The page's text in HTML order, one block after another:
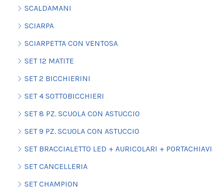
SCALDAMANI
SCIARPA
SCIARPETTA CON VENTOSA
SET 12 MATITE
SET 2 BICCHIERINI
SET 4 SOTTOBICCHIERI
SET 8 PZ. SCUOLA CON ASTUCCIO
SET 9 PZ. SCUOLA CON ASTUCCIO
SET BRACCIALETTO LED + AURICOLARI + PORTACHIAVI
SET CANCELLERIA
SET CHAMPION